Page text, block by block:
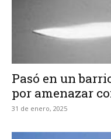
Pasó en un
por amenazar
31 de enero, 2025